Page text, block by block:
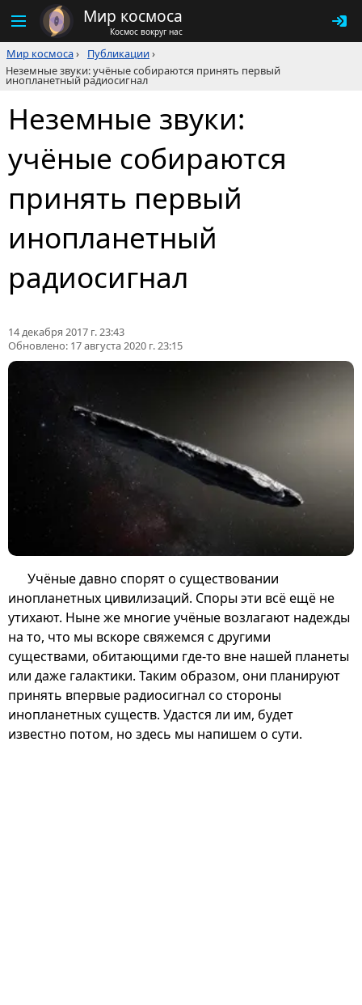
Мир космоса
Космос вокруг нас
Мир космоса› Публикации›
Неземные звуки: учёные собираются принять первый
инопланетный радиосигнал
Неземные звуки:
учёные собираются
принять первый
инопланетный
радиосигнал
14 декабря 2017 г. 23:43
Обновлено: 17 августа 2020 г. 23:15
Учёные давно спорят о существовании
инопланетных цивилизаций. Споры эти всё ещё не
утихают. Ныне же многие учёные возлагают надежды
на то, что мы вскоре свяжемся с другими
существами, обитающими где-то вне нашей планеты
или даже галактики. Таким образом, они планируют
принять впервые радиосигнал со стороны
инопланетных существ. Удастся ли им, будет
известно потом, но здесь мы напишем о сути.